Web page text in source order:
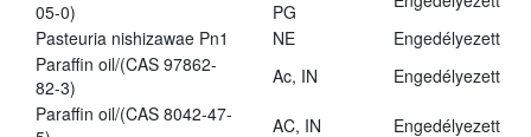
05-0)
PG
Pasteuria nishizawae Pn1
NE
Engedélyezett
Paraffin oil/(CAS 97862-
82-3)
Ac, IN
Engedélyezett
Paraffin oil/(CAS 8042-47-
AC, IN
Engedélyezett